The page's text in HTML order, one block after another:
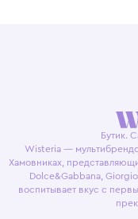
Бутик.
Wisteria —
Хамовниках,
Dolce&Gabbana,
воспитывает вкус с